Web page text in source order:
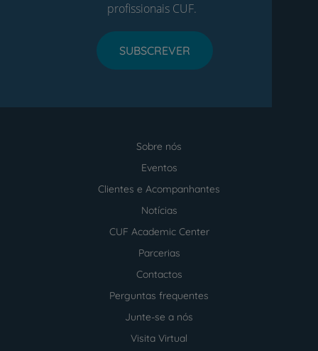
profissionais CUF.
SUBSCREVER
Sobre nós
Eventos
Clientes e Acompanhantes
Notícias
CUF Academic Center
Parcerias
Contactos
Perguntas frequentes
Junte-se a nós
Visita Virtual